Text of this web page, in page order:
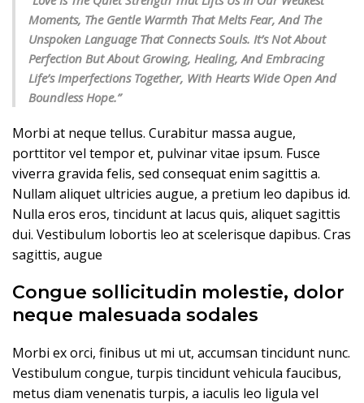
Moments, The Gentle Warmth That Melts Fear, And The
Unspoken Language That Connects Souls. It’s Not About
Perfection But About Growing, Healing, And Embracing
Life’s Imperfections Together, With Hearts Wide Open And
Boundless Hope.”
Morbi at neque tellus. Curabitur massa augue,
porttitor vel tempor et, pulvinar vitae ipsum. Fusce
viverra gravida felis, sed consequat enim sagittis a.
Nullam aliquet ultricies augue, a pretium leo dapibus id.
Nulla eros eros, tincidunt at lacus quis, aliquet sagittis
dui. Vestibulum lobortis leo at scelerisque dapibus. Cras
sagittis, augue
Congue sollicitudin molestie, dolor
neque malesuada sodales
Morbi ex orci, finibus ut mi ut, accumsan tincidunt nunc.
Vestibulum congue, turpis tincidunt vehicula faucibus,
metus diam venenatis turpis, a iaculis leo ligula vel